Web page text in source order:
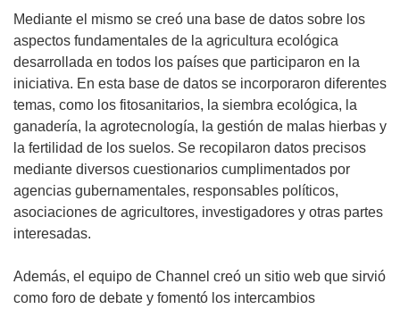
Mediante el mismo se creó una base de datos sobre los
aspectos fundamentales de la agricultura ecológica
desarrollada en todos los países que participaron en la
iniciativa. En esta base de datos se incorporaron diferentes
temas, como los fitosanitarios, la siembra ecológica, la
ganadería, la agrotecnología, la gestión de malas hierbas y
la fertilidad de los suelos. Se recopilaron datos precisos
mediante diversos cuestionarios cumplimentados por
agencias gubernamentales, responsables políticos,
asociaciones de agricultores, investigadores y otras partes
interesadas.
Además, el equipo de Channel creó un sitio web que sirvió
como foro de debate y fomentó los intercambios